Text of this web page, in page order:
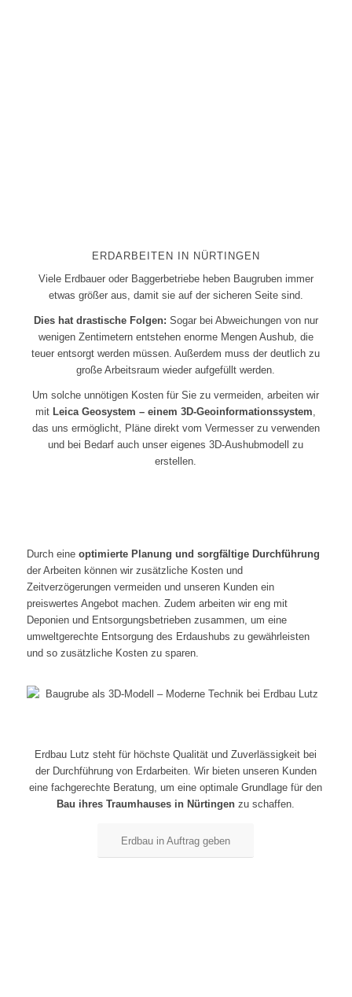
ERDARBEITEN IN NÜRTINGEN
Viele Erdbauer oder Baggerbetriebe heben Baugruben immer
etwas größer aus, damit sie auf der sicheren Seite sind.
Dies hat drastische Folgen: Sogar bei Abweichungen von nur
wenigen Zentimetern entstehen enorme Mengen Aushub, die
teuer entsorgt werden müssen. Außerdem muss der deutlich zu
große Arbeitsraum wieder aufgefüllt werden.
Um solche unnötigen Kosten für Sie zu vermeiden, arbeiten wir
mit Leica Geosystem – einem 3D-Geoinformationssystem,
das uns ermöglicht, Pläne direkt vom Vermesser zu verwenden
und bei Bedarf auch unser eigenes 3D-Aushubmodell zu
erstellen.
Durch eine optimierte Planung und sorgfältige Durchführung
der Arbeiten können wir zusätzliche Kosten und
Zeitverzögerungen vermeiden und unseren Kunden ein
preiswertes Angebot machen. Zudem arbeiten wir eng mit
Deponien und Entsorgungsbetrieben zusammen, um eine
umweltgerechte Entsorgung des Erdaushubs zu gewährleisten
und so zusätzliche Kosten zu sparen.
Erdbau Lutz steht für höchste Qualität und Zuverlässigkeit bei
der Durchführung von Erdarbeiten. Wir bieten unseren Kunden
eine fachgerechte Beratung, um eine optimale Grundlage für den
Bau ihres Traumhauses in Nürtingenzu schaffen.
Erdbau in Auftrag geben